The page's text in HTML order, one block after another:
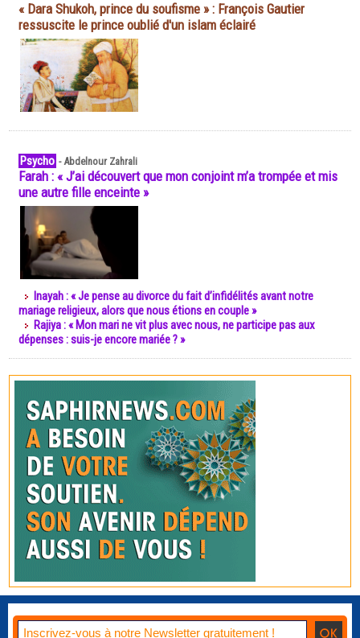
« Dara Shukoh, prince du soufisme » : François Gautier
ressuscite le prince oublié d'un islam éclairé
Psycho -Abdelnour Zahrali
Farah : « J’ai découvert que mon conjoint m’a trompée et mis
une autre fille enceinte »
Inayah : « Je pense au divorce du fait d’infidélités avant notre
mariage religieux, alors que nous étions en couple »
Rajiya : « Mon mari ne vit plus avec nous, ne participe pas aux
dépenses : suis-je encore mariée ? »